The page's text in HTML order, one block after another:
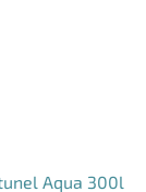
Aqua 300l